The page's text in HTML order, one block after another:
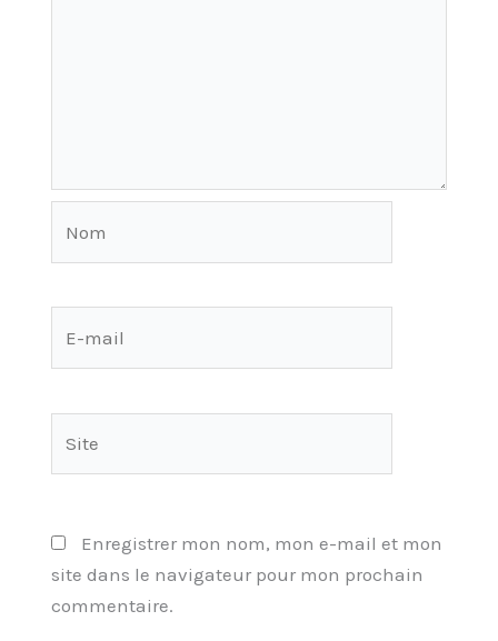
Enregistrer mon nom, mon e-mail et mon
site dans le navigateur pour mon prochain
commentaire.